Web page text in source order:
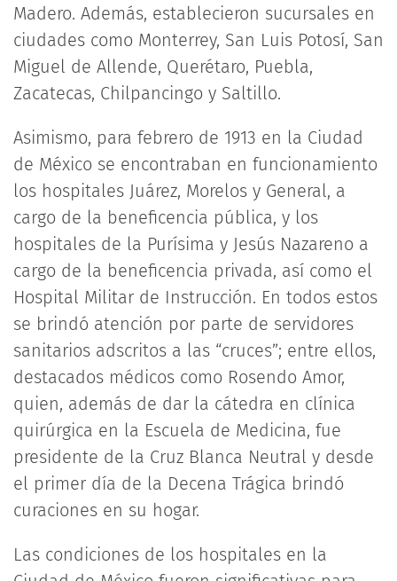
Madero. Además, establecieron sucursales en
ciudades como Monterrey, San Luis Potosí, San
Miguel de Allende, Querétaro, Puebla,
Zacatecas, Chilpancingo y Saltillo.
Asimismo, para febrero de 1913 en la Ciudad
de México se encontraban en funcionamiento
los hospitales Juárez, Morelos y General, a
cargo de la beneficencia pública, y los
hospitales de la Purísima y Jesús Nazareno a
cargo de la beneficencia privada, así como el
Hospital Militar de Instrucción. En todos estos
se brindó atención por parte de servidores
sanitarios adscritos a las “cruces”; entre ellos,
destacados médicos como Rosendo Amor,
quien, además de dar la cátedra en clínica
quirúrgica en la Escuela de Medicina, fue
presidente de la Cruz Blanca Neutral y desde
el primer día de la Decena Trágica brindó
curaciones en su hogar.
Las condiciones de los hospitales en la